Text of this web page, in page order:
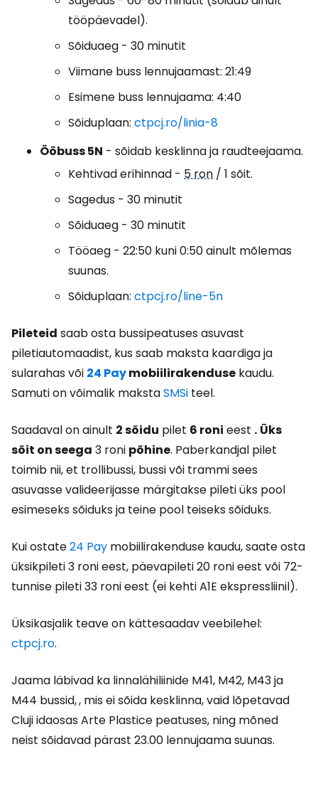
tööpäevadel).
Sõiduaeg - 30 minutit
Viimane buss lennujaamast: 21:49
Esimene buss lennujaama: 4:40
Sõiduplaan: ctpcj.ro/linia-8
Ööbuss 5N - sõidab kesklinna ja raudteejaama.
Kehtivad erihinnad - 5 ron / 1 sõit.
Sagedus - 30 minutit
Sõiduaeg - 30 minutit
Tööaeg - 22:50 kuni 0:50 ainult mõlemas
suunas.
Sõiduplaan: ctpcj.ro/line-5n
Pileteid saab osta bussipeatuses asuvast
piletiautomaadist, kus saab maksta kaardiga ja
sularahas või 24 Paymobiilirakenduse kaudu.
Samuti on võimalik makstaSMSi teel.
Saadaval on ainult 2 sõidu pilet 6 roni eest . Üks
sõit on seega 3 roni põhine. Paberkandjal pilet
toimib nii, et trollibussi, bussi või trammi sees
asuvasse valideerijasse märgitakse pileti üks pool
esimeseks sõiduks ja teine pool teiseks sõiduks.
Kui ostate24 Pay mobiilirakenduse kaudu, saate osta
üksikpileti 3 roni eest, päevapileti 20 roni eest või 72-
tunnise pileti 33 roni eest (ei kehti A1E ekspressliinil).
Üksikasjalik teave on kättesaadav veebilehel:
ctpcj.ro.
Jaama läbivad ka linnalähiliinide M41, M42, M43 ja
M44 bussid,, mis ei sõida kesklinna, vaid lõpetavad
Cluji idaosas Arte Plastice peatuses, ning mõned
neist sõidavad pärast 23.00 lennujaama suunas.